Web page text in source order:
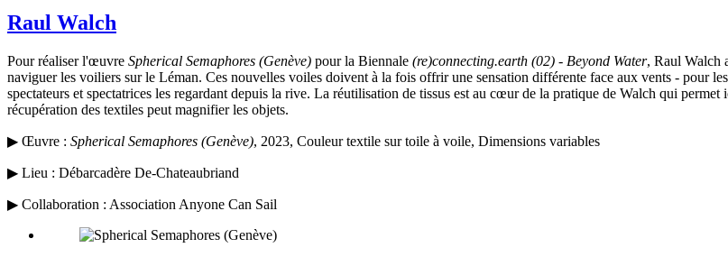
Raul Walch
Pour réaliser l'œuvre Spherical Semaphores (Genève) pour la Biennale (re)connecting.earth (02) - Beyond Water, Raul Walch
naviguer les voiliers sur le Léman. Ces nouvelles voiles doivent à la fois offrir une sensation différente face aux vents - pour
spectateurs et spectatrices les regardant depuis la rive. La réutilisation de tissus est au cœur de la pratique de Walch qui
récupération des textiles peut magnifier les objets.
▶ Œuvre : Spherical Semaphores (Genève), 2023, Couleur textile sur toile à voile, Dimensions variables
▶ Lieu : Débarcadère De-Chateaubriand
▶ Collaboration : Association Anyone Can Sail